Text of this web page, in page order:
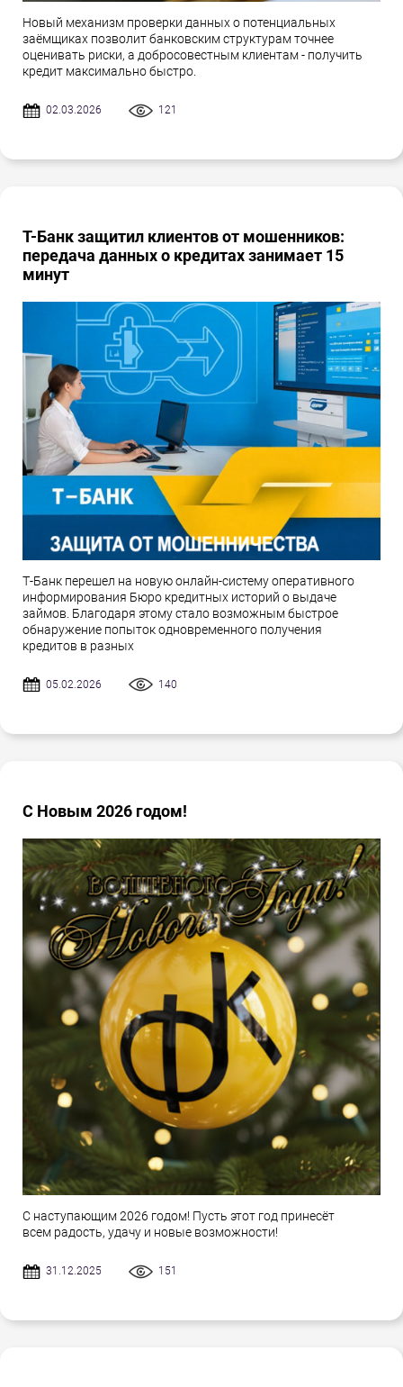
Новый механизм проверки данных о потенциальных
заёмщиках позволит банковским структурам точнее
оценивать риски, а добросовестным клиентам - получить
кредит максимально быстро.
02.03.2026 121
Т-Банк защитил клиентов от мошенников:
передача данных о кредитах занимает 15
минут
Т-Банк перешел на новую онлайн-систему оперативного
информирования Бюро кредитных историй о выдаче
займов. Благодаря этому стало возможным быстрое
обнаружение попыток одновременного получения
кредитов в разных
05.02.2026 140
С Новым 2026 годом!
С наступающим 2026 годом! Пусть этот год принесёт
всем радость, удачу и новые возможности!
31.12.2025 151